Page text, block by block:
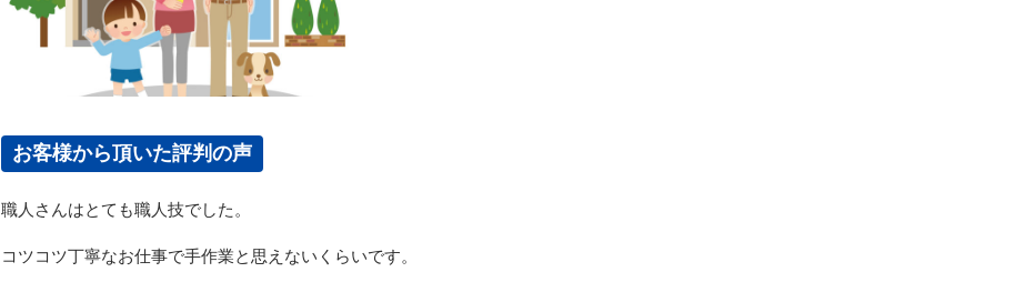
お客様から頂いた評判の声
職人さんはとても職人技でした。
コツコツ丁寧なお仕事で手作業と思えないくらいです。